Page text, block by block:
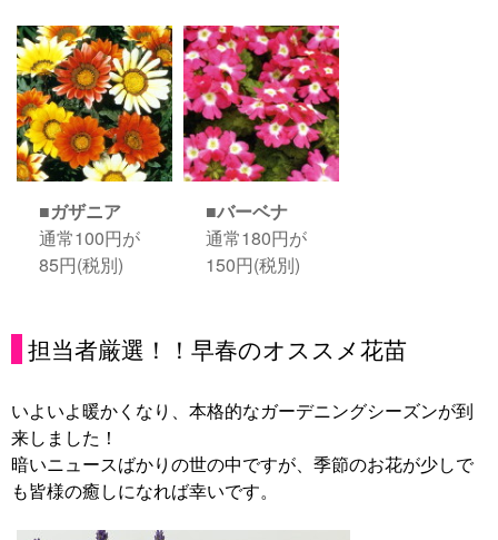
■ガザニア
通常100円が
85円(税別)
■バーベナ
通常180円が
150円(税別)
担当者厳選！！早春のオススメ花苗
いよいよ暖かくなり、本格的なガーデニングシーズンが到
来しました！
暗いニュースばかりの世の中ですが、季節のお花が少しで
も皆様の癒しになれば幸いです。